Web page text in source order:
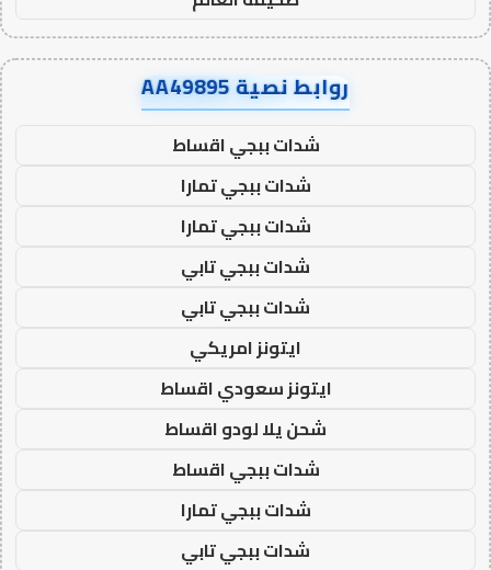
روابط نصية AA49895
شدات ببجي اقساط
شدات ببجي تمارا
شدات ببجي تمارا
شدات ببجي تابي
شدات ببجي تابي
ايتونز امريكي
ايتونز سعودي اقساط
شحن يلا لودو اقساط
شدات ببجي اقساط
شدات ببجي تمارا
شدات ببجي تابي